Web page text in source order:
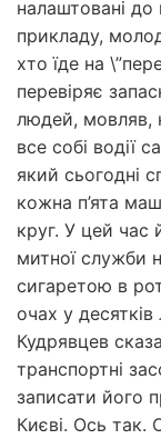
налаштовані
прикладу,
хто їде на
перевіряє
людей, мовляв,
все собі водії
який сьогодні
кожна п’ята
круг. У цей час
митної служби
сигаретою в
очах у
Кудрявцев
транспортні
записати його
Києві. Ось так.